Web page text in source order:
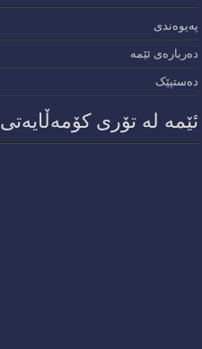
پەیوەندی
دەربارەی ئێمە
دەستپێک
ئێمە لە تۆری کۆمەڵایەتی